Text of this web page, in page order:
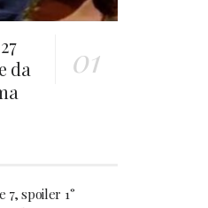
da
7, spoiler 1°